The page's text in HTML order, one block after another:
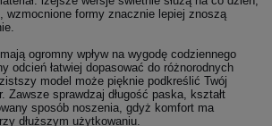
wzmocnione formy znacznie lepiej znoszą
ogromny wpływ na wygodę codziennego
odcień łatwiej dopasować do różnorodnych
model może pięknie podkreślić Twój
Zawsze sprawdzaj długość paska, kształt
sposób noszenia, gdyż komfort ma
dłuższym użytkowaniu.